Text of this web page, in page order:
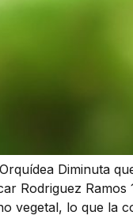
Diminuta
Rodriguez
vegetal, lo que la